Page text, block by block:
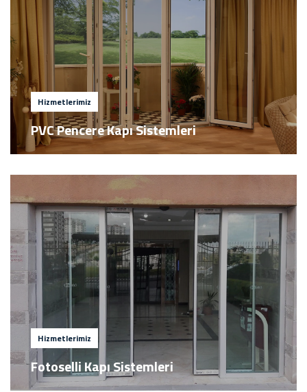
Hizmetlerimiz
PVC Pencere Kapı Sistemleri
Hizmetlerimiz
Fotoselli Kapı Sistemleri